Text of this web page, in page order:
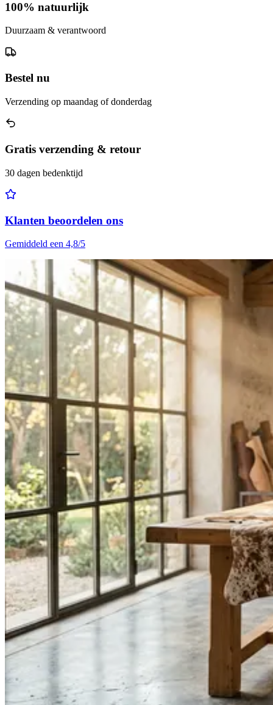
100% natuurlijk
Duurzaam & verantwoord
Bestel nu
Verzending op maandag of donderdag
Gratis verzending & retour
30 dagen bedenktijd
Klanten beoordelen ons
Gemiddeld een 4,8/5